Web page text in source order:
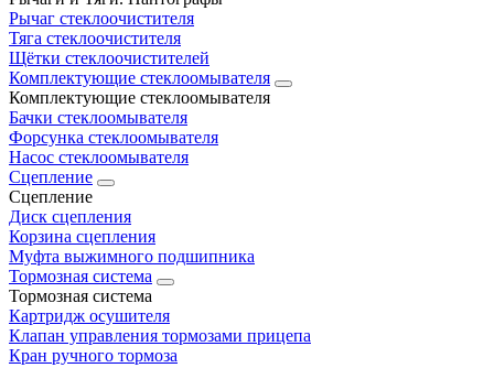
Рычаг стеклоочистителя
Тяга стеклоочистителя
Щётки стеклоочистителей
Комплектующие стеклоомывателя
Комплектующие стеклоомывателя
Бачки стеклоомывателя
Форсунка стеклоомывателя
Насос стеклоомывателя
Сцепление
Сцепление
Диск сцепления
Корзина сцепления
Муфта выжимного подшипника
Тормозная система
Тормозная система
Картридж осушителя
Клапан управления тормозами прицепа
Кран ручного тормоза